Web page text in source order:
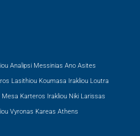
Analipsi Messinias Ano Asites
Lasithiou Koumasa Irakliou Loutra
Mesa Karteros Irakliou Niki Larissas
Vyronas Kareas Athens